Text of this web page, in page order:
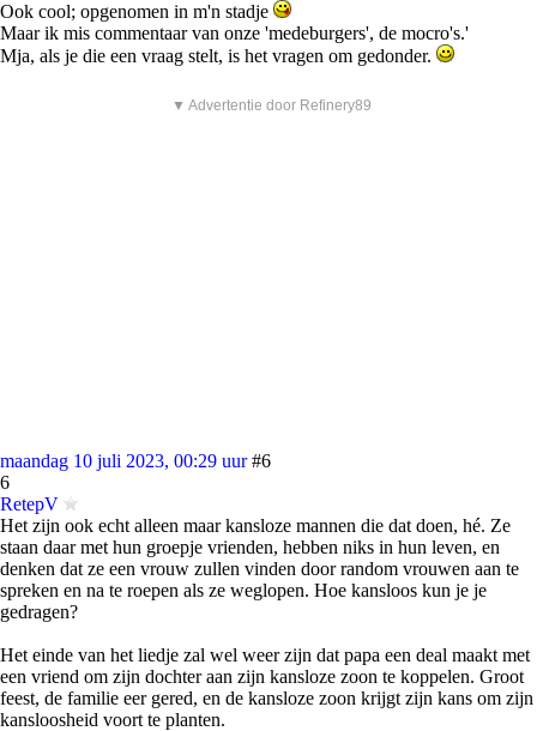
Ook cool; opgenomen in m'n stadje
Maar ik mis commentaar van onze 'medeburgers', de mocro's.'
Mja, als je die een vraag stelt, is het vragen om gedonder.
▼ Advertentie door Refinery89
maandag 10 juli 2023, 00:29 uur #6
6
RetepV
Het zijn ook echt alleen maar kansloze mannen die dat doen, hé. Ze
staan daar met hun groepje vrienden, hebben niks in hun leven, en
denken dat ze een vrouw zullen vinden door random vrouwen aan te
spreken en na te roepen als ze weglopen. Hoe kansloos kun je je
gedragen?
Het einde van het liedje zal wel weer zijn dat papa een deal maakt met
een vriend om zijn dochter aan zijn kansloze zoon te koppelen. Groot
feest, de familie eer gered, en de kansloze zoon krijgt zijn kans om zijn
kansloosheid voort te planten.